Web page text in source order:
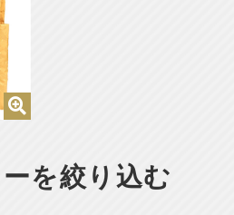
を絞り込む